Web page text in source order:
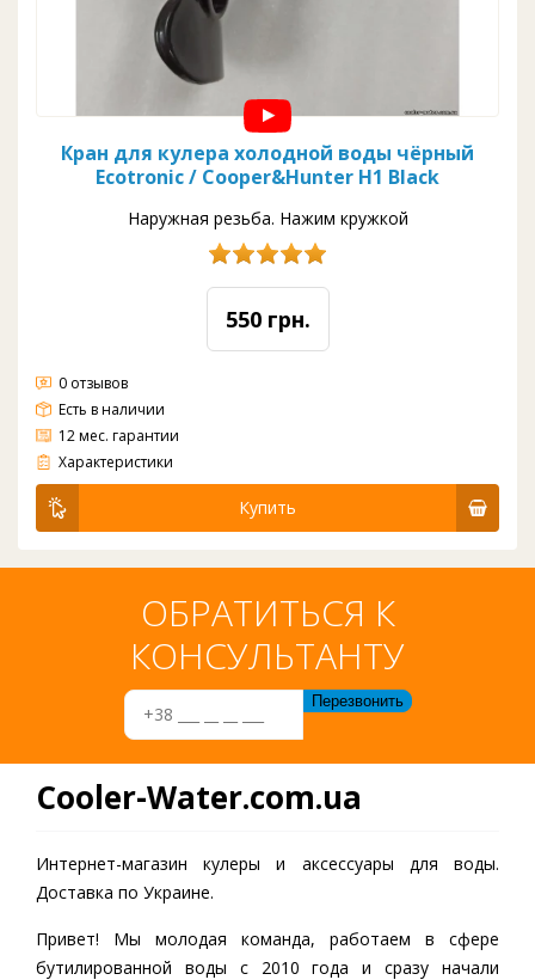
Кран для кулера холодной воды чёрный
Ecotronic / Cooper&Hunter H1 Black
Наружная резьба. Нажим кружкой
550 грн.
0 отзывов
Есть в наличии
12 мес. гарантии
Кран для кулера холодной воды чёрный Ecotronic / Cooper&Hunter H1
Характеристики
Купить
ОБРАТИТЬСЯ К
КОНСУЛЬТАНТУ
Cooler-Water.com.ua
Интернет-магазин кулеры и аксессуары для воды.
Доставка по Украине.
Привет! Мы молодая команда, работаем в сфере
бутилированной воды c 2010 года и сразу начали